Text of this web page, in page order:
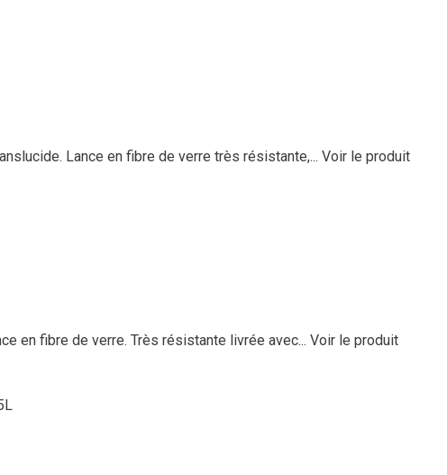
Lance en fibre de verre très résistante,... Voir le produit
en fibre de verre. Très résistante livrée avec... Voir le produit